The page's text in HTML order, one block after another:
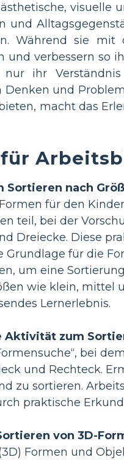
visuelle
und
Während sie
und verbessern so
ihr
und
macht das
nach
für den
teil, bei der
Dreiecke. Diese
Grundlage für die
um eine
wie klein, mittel
Lernerlebnis.
Aktivität zum
bei
und Rechteck.
zu sortieren.
praktische
von 3D-
Formen und